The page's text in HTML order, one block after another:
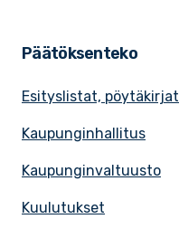
Päätöksenteko
Esityslistat, pöytäkirjat
Kaupunginhallitus
Kaupunginvaltuusto
Kuulutukset